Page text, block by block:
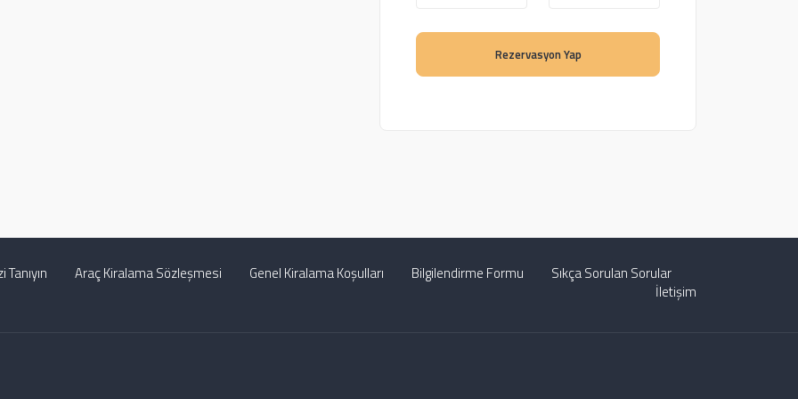
Rezervasyon Yap
Tanıyın Araç Kiralama Sözleşmesi Genel Kiralama Koşulları Bilgilendirme Formu
Sıkça Sorulan Sorular
İletişim